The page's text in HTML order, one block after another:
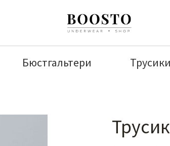
Бюстгальтери Трусики